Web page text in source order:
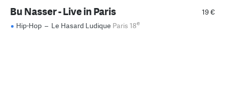
19 €
Bu Nasser - Live in Paris
Hip-Hop – Le Hasard Ludique Paris 18e